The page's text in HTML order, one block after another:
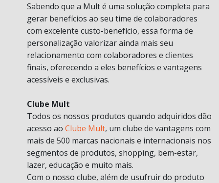
Sabendo que a Mult é uma solução completa para
gerar benefícios ao seu time de colaboradores
com excelente custo-benefício, essa forma de
personalização valorizar ainda mais seu
relacionamento com colaboradores e clientes
finais, oferecendo a eles benefícios e vantagens
acessíveis e exclusivas.
Clube Mult
Todos os nossos produtos quando adquiridos dão
acesso ao Clube Mult, um clube de vantagens com
mais de 500 marcas nacionais e internacionais nos
segmentos de produtos, shopping, bem-estar,
lazer, educação e muito mais.
Com o nosso clube, além de usufruir do produto